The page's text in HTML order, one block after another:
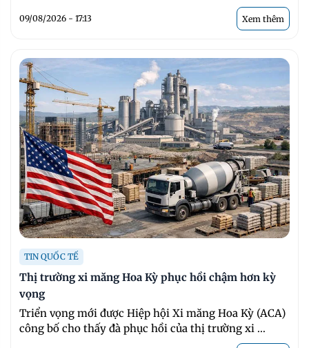
09/08/2026 - 17:13 Xem thêm
TIN QUỐC TẾ
Thị trường xi măng Hoa Kỳ phục hồi chậm hơn kỳ
vọng
Triển vọng mới được Hiệp hội Xi măng Hoa Kỳ (ACA)
công bố cho thấy đà phục hồi của thị trường xi ...